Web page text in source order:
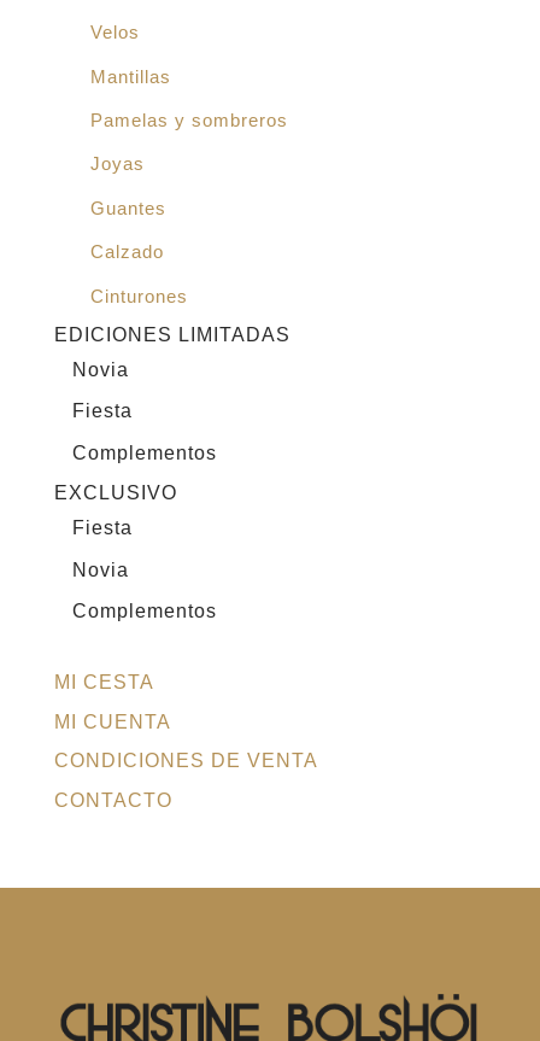
Velos
Mantillas
Pamelas y sombreros
Joyas
Guantes
Calzado
Cinturones
EDICIONES LIMITADAS
Novia
Fiesta
Complementos
EXCLUSIVO
Fiesta
Novia
Complementos
MI CESTA
MI CUENTA
CONDICIONES DE VENTA
CONTACTO